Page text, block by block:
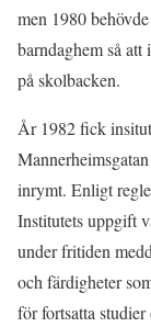
men 1980
barndaghem så
på skolbacken.
År 1982 fick
inrymt. Enligt
Institutets uppgift
under fritiden
och färdigheter
för fortsatta